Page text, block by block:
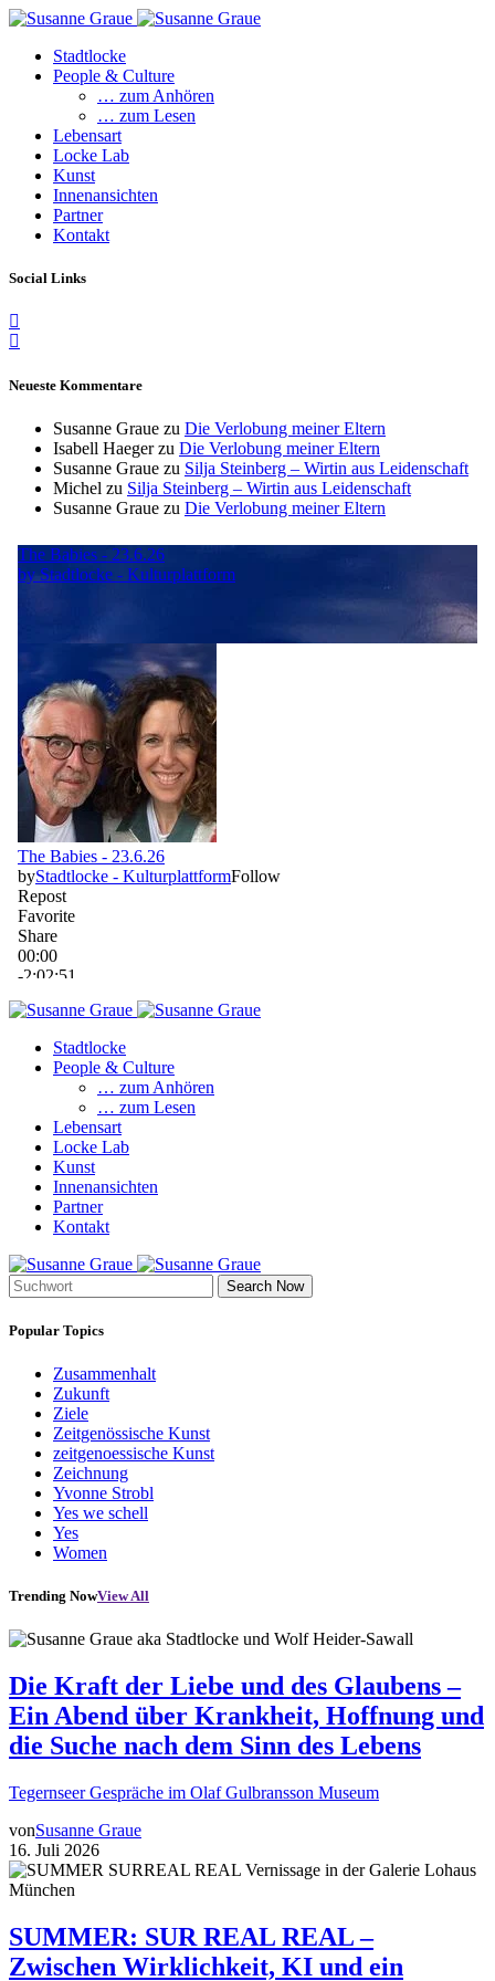
Stadtlocke
People & Culture
… zum Anhören
… zum Lesen
Lebensart
Locke Lab
Kunst
Innenansichten
Partner
Kontakt
Social Links
Neueste Kommentare
Susanne Graue zu Die Verlobung meiner Eltern
Isabell Haegerzu Die Verlobung meiner Eltern
Susanne Graue zu Silja Steinberg – Wirtin aus Leidenschaft
Michel zu Silja Steinberg – Wirtin aus Leidenschaft
Susanne Graue zu Die Verlobung meiner Eltern
Stadtlocke
People & Culture
… zum Anhören
… zum Lesen
Lebensart
Locke Lab
Kunst
Innenansichten
Partner
Kontakt
Search Now
Popular Topics
Zusammenhalt
Zukunft
Ziele
Zeitgenössische Kunst
zeitgenoessische Kunst
Zeichnung
Yvonne Strobl
Yes we schell
Yes
Women
Trending NowView All
Die Kraft der Liebe und des Glaubens –
Ein Abend über Krankheit, Hoffnung und
die Suche nach dem Sinn des Lebens
Tegernseer Gespräche im Olaf Gulbransson Museum
vonSusanne Graue
16. Juli 2026
SUMMER: SUR REAL REAL –
Zwischen Wirklichkeit, KI und ein